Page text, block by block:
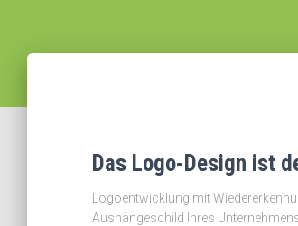
Das Logo-Design ist
Logoentwicklung mit
Aushängeschild Ihres